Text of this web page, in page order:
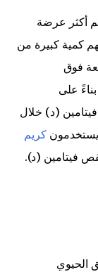
أكثر عرضة
كمية كبيرة من
فوق
على
(د) خلال
كريم
فيتامين (د).
الحيوي